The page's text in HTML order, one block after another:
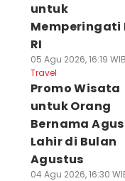
untuk
Memperingati
RI
05 Agu 2026, 16:19 WIB
Travel
Promo Wisata
untuk Orang
Bernama
Lahir di Bulan
Agustus
04 Agu 2026, 16:30